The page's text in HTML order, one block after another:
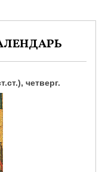
четверг.